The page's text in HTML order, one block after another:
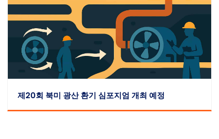
제20회 북미 광산 환기 심포지엄 개최 예정